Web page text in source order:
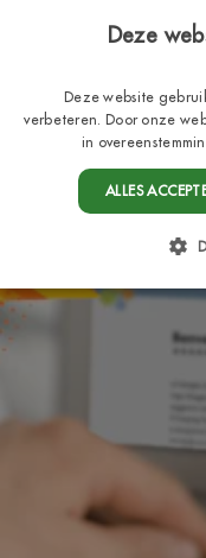
Deze
Deze website
verbeteren. Door onze
in
ALLES